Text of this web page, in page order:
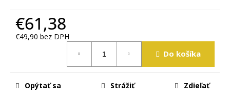
€61,38
€49,90 bez DPH
Do košíka
Opýtať sa Strážiť Zdieľať
a
m
e